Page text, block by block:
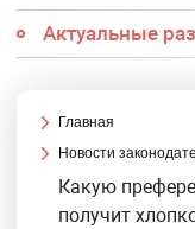
Актуальные
Главная
Новости
Какую
получит